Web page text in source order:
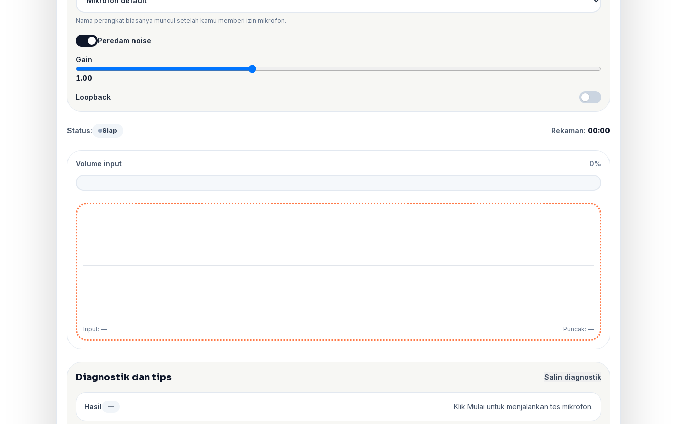
Nama perangkat biasanya muncul setelah kamu memberi izin mikrofon.
Peredam noise
Gain
1.00
Loopback
Status: Siap Rekaman: 00:00
Volume input 0%
Input: — Puncak: —
Diagnostik dan tips Salin diagnostik
Hasil — Klik Mulai untuk menjalankan tes mikrofon.